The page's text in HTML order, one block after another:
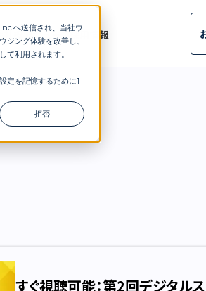
へ送信され、当社ウ
ング体験を改善し、
て利用されます。
定を記憶するために1
拒否
社概要ニュース採用情報
dx.com/wp-content/themes/
すぐ視聴可能：第2回デジタル